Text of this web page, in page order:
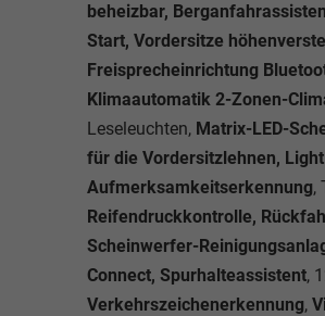
beheizbar,
Start, Vordersitze
Freisprecheinrichtung
Klimaautomatik 2-Zonen-
Leseleuchten, Matrix-LED-
für die Vordersitzlehnen,
Aufmerksamkeitserkennung,
Reifendruckkontrolle,
Scheinwerfer-
Connect, Spurhalteassistent,
Verkehrszeichenerkennung,